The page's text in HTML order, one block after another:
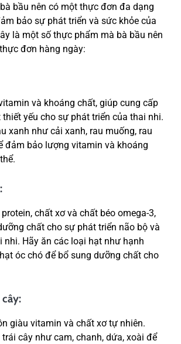
bầu nên có một thực đơn đa dạng
bảo sự phát triển và sức khỏe của
là một số thực phẩm mà bà bầu nên
đơn hàng ngày:
và khoáng chất, giúp cung cấp
yếu cho sự phát triển của thai nhi.
xanh như cải xanh, rau muống, rau
đảm bảo lượng vitamin và khoáng
chất xơ và chất béo omega-3,
chất cho sự phát triển não bộ và
nhi. Hãy ăn các loại hạt như hạnh
óc chó để bổ sung dưỡng chất cho
cây:
giàu vitamin và chất xơ tự nhiên.
cây như cam, chanh, dứa, xoài để